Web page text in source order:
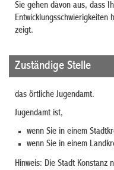
Sie gehen davon aus, dass
zeigt.
Zuständige Stelle
das örtliche Jugendamt.
Jugendamt ist,
wenn Sie in einem
wenn Sie in einem
Hinweis: Die Stadt Konstanz